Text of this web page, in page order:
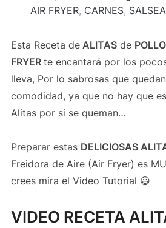
AIR FRYER, CARNES,
Esta Receta deALITASde POLLO
FRYER te encantará por los
lleva, Por lo sabrosas que
comodidad, ya que no hay que
Alitas por si se queman…
Preparar estas DELICIOSAS
Freidora de Aire (Air Fryer) es
crees mira el Video Tutorial 😃
VIDEO RECETA